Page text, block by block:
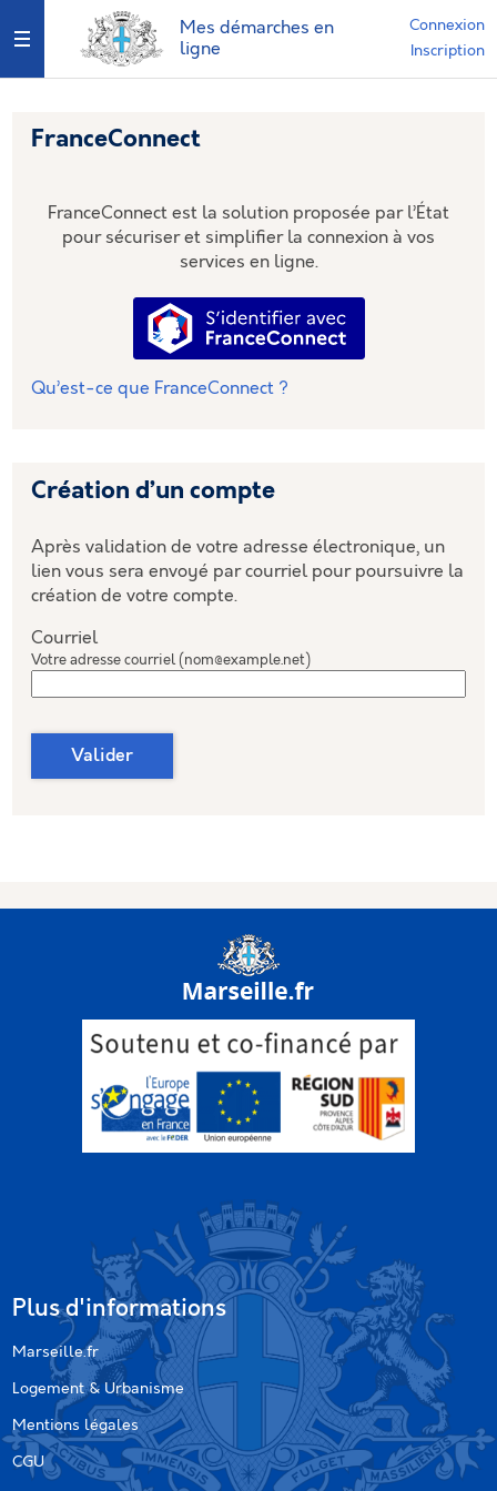
Mes démarches en
ligne
Connexion
Inscription
Ouvrir le menu
FranceConnect
FranceConnect est la solution proposée par l’État
pour sécuriser et simplifier la connexion à vos
services en ligne.
S’identifier avec
Qu’est-ce que FranceConnect ?
Création d’un compte
Après validation de votre adresse électronique, un
lien vous sera envoyé par courriel pour poursuivre la
création de votre compte.
Courriel
Votre adresse courriel (nom@example.net)
Valider
Plus d'informations
Marseille.fr
Logement & Urbanisme
Mentions légales
CGU